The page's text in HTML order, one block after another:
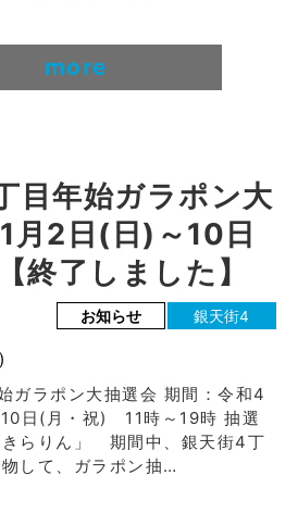
more
目年始ガラポン大
2日(日)～10日
終了しました】
お知らせ 銀天街4
ガラポン大抽選会 期間：令和4
日(月・祝) 11時～19時 抽選
きらりん」 期間中、銀天街4丁
して、ガラポン抽…